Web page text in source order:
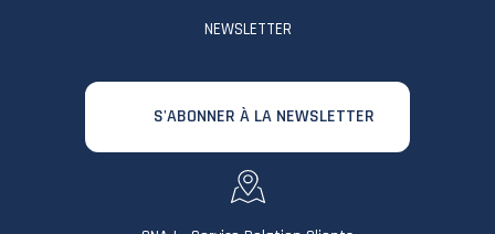
NEWSLETTER
S'ABONNER À LA NEWSLETTER